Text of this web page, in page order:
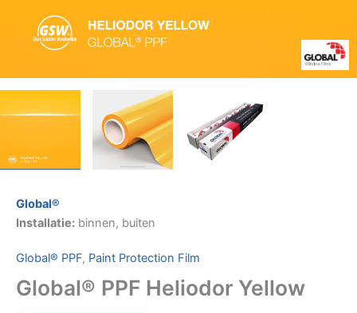
Global®
Installatie: binnen, buiten
Global® PPF, Paint Protection Film
Global® PPF Heliodor Yellow